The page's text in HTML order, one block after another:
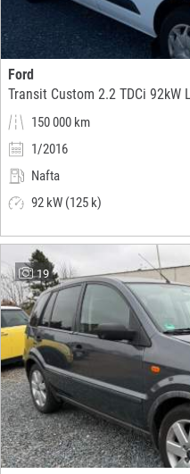
Ford
Transit Custom 2.2 TDCi 92kW
150 000 km
1/2016
Nafta
92 kW (125 k)
19